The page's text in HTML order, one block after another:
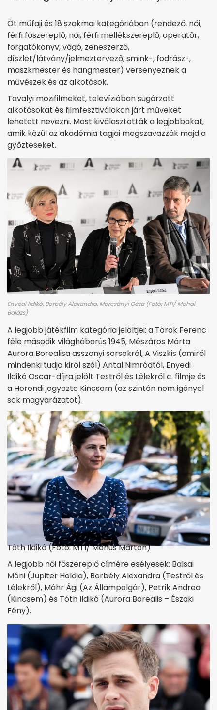
Öt műfaji és 18 szakmai kategóriában (rendező, női,
férfi főszereplő, női, férfi mellékszereplő, operatőr,
forgatókönyv, vágó, zeneszerző,
díszlet/látvány/jelmeztervező, smink-, fodrász-,
maszkmester és hangmester) versenyeznek a
művészek és az alkotások.
Tavalyi mozifilmeket, televízióban sugárzott
alkotásokat és filmfesztiválokon járt műveket
lehetett nevezni. Most kiválasztották a legjobbakat,
amik közül az akadémia tagjai megszavazzák majd a
győzteseket.
Enyedi Ildikó, Borbély Alexandra, Morcsányi Géza (Fotó: MTI/ Mohai
Balázs)
A legjobb játékfilm kategória jelöltjei: a Török Ferenc
féle második világháborús 1945, Mészáros Márta
Aurora Borealisa asszonyi sorsokról, A Viszkis (amiről
mindenki tudja kiről szól) Antal Nimródtól, Enyedi
Ildikó Oscar-díjra jelölt Testről és Lélekről c. filmje és
a Herendi jegyezte Kincsem (ez szintén nem igényel
sok magyarázatot).
Tóth Ildikó (Fotó: MTI/ Mónus Márton)
A legjobb női főszereplő címére esélyesek: Balsai
Móni (Jupiter Holdja), Borbély Alexandra (Testről és
Lélekről), Máhr Ági (Az Állampolgár), Petrik Andrea
(Kincsem) és Tóth Ildikó (Aurora Borealis – Északi
Fény).